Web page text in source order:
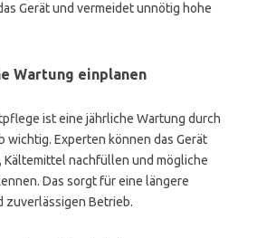
Gerät und vermeidet unnötig hohe
Wartung einplanen
ist eine jährliche Wartung durch
wichtig. Experten können das Gerät
Kältemittel nachfüllen und mögliche
Das sorgt für eine längere
zuverlässigen Betrieb.